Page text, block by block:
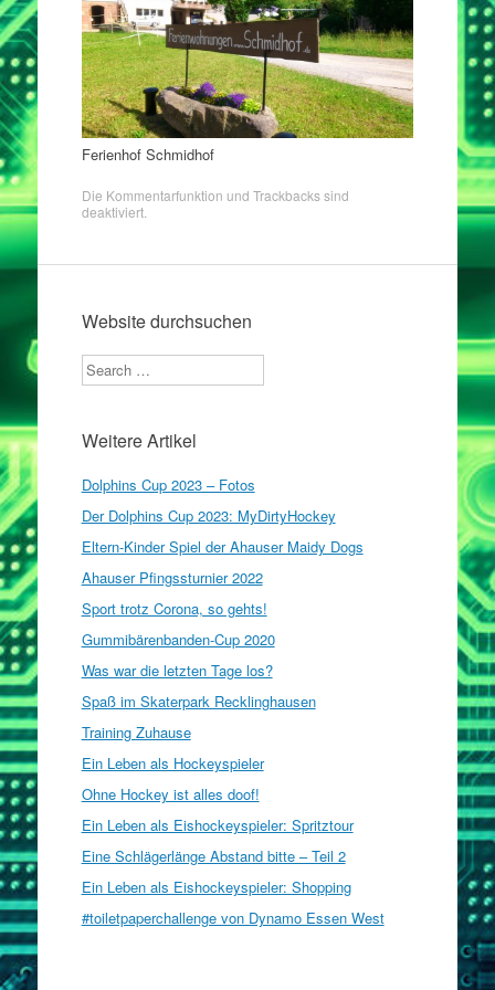
Ferienhof Schmidhof
Die Kommentarfunktion und Trackbacks sind
deaktiviert.
Website durchsuchen
Search
Weitere Artikel
Dolphins Cup 2023 – Fotos
Der Dolphins Cup 2023: MyDirtyHockey
Eltern-Kinder Spiel der Ahauser Maidy Dogs
Ahauser Pfingssturnier 2022
Sport trotz Corona, so gehts!
Gummibärenbanden-Cup 2020
Was war die letzten Tage los?
Spaß im Skaterpark Recklinghausen
Training Zuhause
Ein Leben als Hockeyspieler
Ohne Hockey ist alles doof!
Ein Leben als Eishockeyspieler: Spritztour
Eine Schlägerlänge Abstand bitte – Teil 2
Ein Leben als Eishockeyspieler: Shopping
#toiletpaperchallenge von Dynamo Essen West